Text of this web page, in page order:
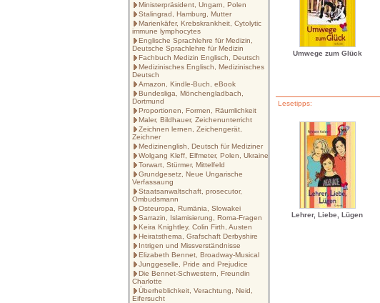
Ministerpräsident, Ungarn, Polen
Stalingrad, Hamburg, Mutter
Marienkäfer, Krebskrankheit, Cytolytic
immune lymphocytes
Englische Sprachlehre für Medizin,
Deutsche Sprachlehre für Medizin
Fachbuch Medizin Englisch, Deutsch
Medizinisches Englisch, Medizinisches
Deutsch
Amazon, Kindle-Buch, eBook
Bundesliga, Mönchengladbach,
Dortmund
Proportionen, Formen, Räumlichkeit
Maler, Bildhauer, Zeichenunterricht
Zeichnen lernen, Zeichengerät,
Zeichner
Medizinenglish, Deutsch für Mediziner
Wolgang Kleff, Elfmeter, Polen, Ukraine
Torwart, Stürmer, Mittelfeld
Grundgesetz, Neue Ungarische
Verfassaung
Staatsanwaltschaft, prosecutor,
Ombudsmann
Osteuropa, Rumänia, Slowakei
Sarrazin, Islamisierung, Roma-Fragen
Keira Knightley, Colin Firth, Austen
Heiratsthema, Grafschaft Derbyshire
Intrigen und Missverständnisse
Elizabeth Bennet, Broadway-Musical
Junggeselle, Pride and Prejudice
Die Bennet-Schwestern, Freundin
Charlotte
Überheblichkeit, Verachtung, Neid,
Eifersucht
Umwege zum Glück
Lesetipps:
Lehrer, Liebe, Lügen